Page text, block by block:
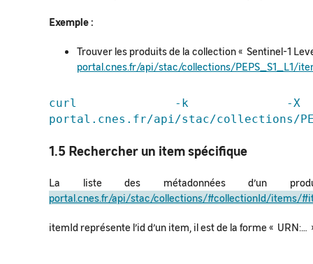
Exemple :
Trouver les produits de la collection « Sentinel-1
portal.cnes.fr/api/stac/collections/PEPS_S1_L1/
curl -k -X
portal.cnes.fr/api/stac/collections/
1.5 Rechercher un item spécifique
La liste des métadonnées d’un
portal.cnes.fr/api/stac/collections/#collectionId/items/
itemId représente l’id d’un item, il est de la forme « URN:…